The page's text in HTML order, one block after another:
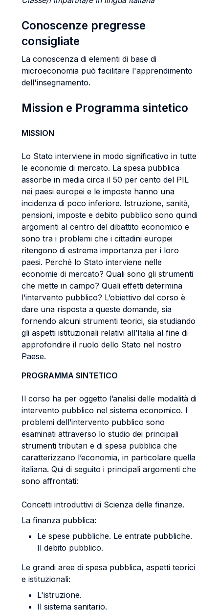
Conoscenze pregresse
consigliate
La conoscenza di elementi di base di
microeconomia può facilitare l'apprendimento
dell'insegnamento.
Mission e Programma sintetico
MISSION
Lo Stato interviene in modo significativo in tutte
le economie di mercato. La spesa pubblica
assorbe in media circa il 50 per cento del PIL
nei paesi europei e le imposte hanno una
incidenza di poco inferiore. Istruzione, sanità,
pensioni, imposte e debito pubblico sono quindi
argomenti al centro del dibattito economico e
sono tra i problemi che i cittadini europei
ritengono di estrema importanza per i loro
paesi. Perché lo Stato interviene nelle
economie di mercato? Quali sono gli strumenti
che mette in campo? Quali effetti determina
l’intervento pubblico? L’obiettivo del corso è
dare una risposta a queste domande, sia
fornendo alcuni strumenti teorici, sia studiando
gli aspetti istituzionali relativi all’Italia al fine di
approfondire il ruolo dello Stato nel nostro
Paese.
PROGRAMMA SINTETICO
Il corso ha per oggetto l’analisi delle modalità di
intervento pubblico nel sistema economico. I
problemi dell’intervento pubblico sono
esaminati attraverso lo studio dei principali
strumenti tributari e di spesa pubblica che
caratterizzano l’economia, in particolare quella
italiana. Qui di seguito i principali argomenti che
sono affrontati:
Concetti introduttivi di Scienza delle finanze.
La finanza pubblica:
Le spese pubbliche. Le entrate pubbliche.
Il debito pubblico.
Le grandi aree di spesa pubblica, aspetti teorici
e istituzionali:
L'istruzione.
Il sistema sanitario.